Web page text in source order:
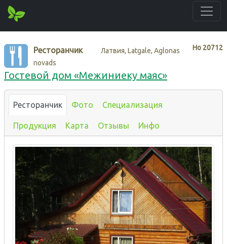
Нo 20712
Ресторанчик
Латвия, Latgale, Aglonas
novads
Гостевой дом «Межиниеку маяс»
Ресторанчик Фото Специализация
Продукция Карта Отзывы Инфо